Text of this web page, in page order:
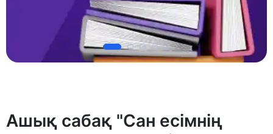
Ашық сабақ "Сан есімнің